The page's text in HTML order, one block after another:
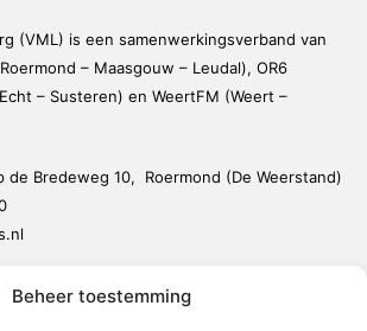
Beheer toestemming
(VML) is een samenwerkingsverband van
– Maasgouw – Leudal), OR6
– Susteren) en WeertFM (Weert –
de Bredeweg 10, Roermond (De Weerstand)